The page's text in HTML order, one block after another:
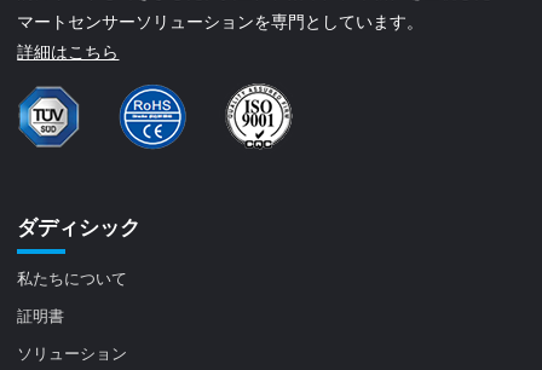
マートセンサーソリューションを専門としています。
詳細はこちら
ダディシック
私たちについて
証明書
ソリューション